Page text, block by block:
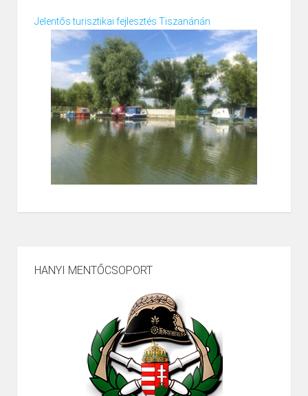
Jelentős turisztikai fejlesztés Tiszanánán
HANYI MENTŐCSOPORT